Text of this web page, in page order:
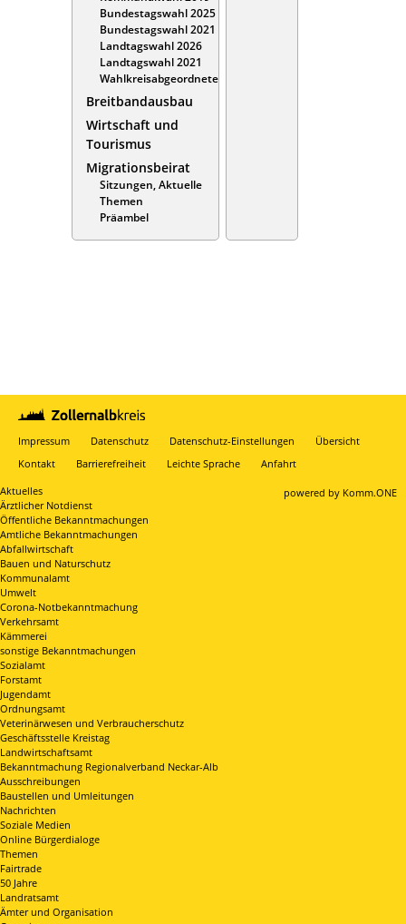
Bundestagswahl 2025
Bundestagswahl 2021
Landtagswahl 2026
Landtagswahl 2021
Wahlkreisabgeordnete
Breitbandausbau
Wirtschaft und
Tourismus
Migrationsbeirat
Sitzungen, Aktuelle
Themen
Präambel
Impressum Datenschutz Datenschutz-Einstellungen
Übersicht
Kontakt
Barrierefreiheit Leichte Sprache Anfahrt
powered by Komm.ONE
Aktuelles
Ärztlicher Notdienst
Öffentliche Bekanntmachungen
Amtliche Bekanntmachungen
Abfallwirtschaft
Bauen und Naturschutz
Kommunalamt
Umwelt
Corona-Notbekanntmachung
Verkehrsamt
Kämmerei
sonstige Bekanntmachungen
Sozialamt
Forstamt
Jugendamt
Ordnungsamt
Veterinärwesen und Verbraucherschutz
Geschäftsstelle Kreistag
Landwirtschaftsamt
Bekanntmachung Regionalverband Neckar-Alb
Ausschreibungen
Baustellen und Umleitungen
Nachrichten
Soziale Medien
Online Bürgerdialoge
Themen
Fairtrade
50 Jahre
Landratsamt
Ämter und Organisation